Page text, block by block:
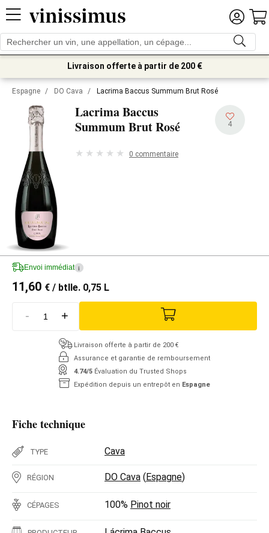
Livraison offerte à partir de 200 €
Espagne / DO Cava / Lacrima Baccus Summum Brut Rosé
Lacrima Baccus
Summum Brut Rosé
4
0 commentaire
Envoi immédiat i
11,60 € / btlle. 0,75 L
- +
Livraison offerte à partir de 200 €
Assurance et garantie de remboursement
4.74/5 Évaluation du Trusted Shops
Expédition depuis un entrepôt en Espagne
Fiche technique
TYPE Cava
RÉGION DO Cava (Espagne)
CÉPAGES 100% Pinot noir